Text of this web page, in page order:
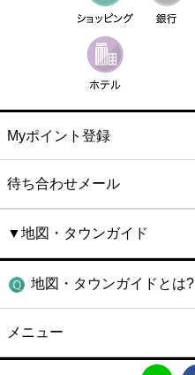
Myポイント登録
待ち合わせメール
▼地図・タウンガイド
地図・タウンガイドとは?
メニュー